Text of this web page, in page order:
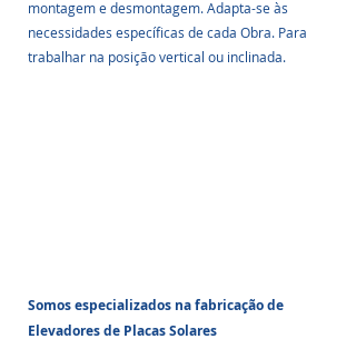
montagem e desmontagem. Adapta-se às
necessidades específicas de cada Obra. Para
trabalhar na posição vertical ou inclinada.
Somos especializados na fabricação de
Elevadores de Placas Solares